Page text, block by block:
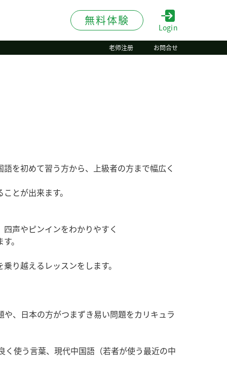
無料体験
Login
老师注册 お問合せ
を初めて習う方から、上級者の方まで幅広く
とが出来ます。
声やピンインをわかりやすく
。
り越えるレッスンをします。
、日本の方がつまずき易い問題をカリキュラ
く使う言葉、現代中国語（若者が使う最近の中